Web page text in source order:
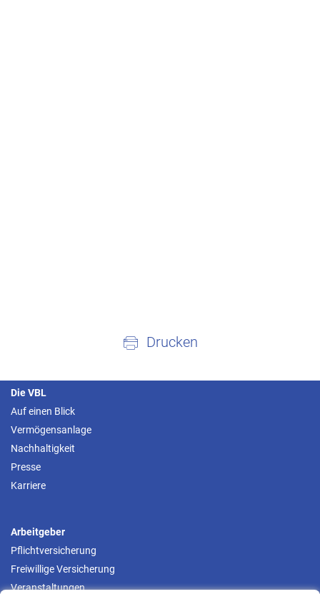
Drucken
Die VBL
Auf einen Blick
Vermögensanlage
Nachhaltigkeit
Presse
Karriere
Arbeitgeber
Pflichtversicherung
Freiwillige Versicherung
Veranstaltungen